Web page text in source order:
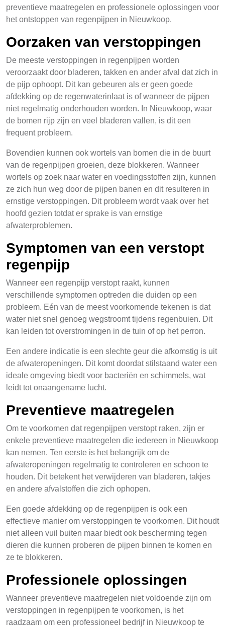
preventieve maatregelen en professionele oplossingen voor
het ontstoppen van regenpijpen in Nieuwkoop.
Oorzaken van verstoppingen
De meeste verstoppingen in regenpijpen worden
veroorzaakt door bladeren, takken en ander afval dat zich in
de pijp ophoopt. Dit kan gebeuren als er geen goede
afdekking op de regenwaterinlaat is of wanneer de pijpen
niet regelmatig onderhouden worden. In Nieuwkoop, waar
de bomen rijp zijn en veel bladeren vallen, is dit een
frequent probleem.
Bovendien kunnen ook wortels van bomen die in de buurt
van de regenpijpen groeien, deze blokkeren. Wanneer
wortels op zoek naar water en voedingsstoffen zijn, kunnen
ze zich hun weg door de pijpen banen en dit resulteren in
ernstige verstoppingen. Dit probleem wordt vaak over het
hoofd gezien totdat er sprake is van ernstige
afwaterproblemen.
Symptomen van een verstopt
regenpijp
Wanneer een regenpijp verstopt raakt, kunnen
verschillende symptomen optreden die duiden op een
probleem. Eén van de meest voorkomende tekenen is dat
water niet snel genoeg wegstroomt tijdens regenbuien. Dit
kan leiden tot overstromingen in de tuin of op het perron.
Een andere indicatie is een slechte geur die afkomstig is uit
de afwateropeningen. Dit komt doordat stilstaand water een
ideale omgeving biedt voor bacteriën en schimmels, wat
leidt tot onaangename lucht.
Preventieve maatregelen
Om te voorkomen dat regenpijpen verstopt raken, zijn er
enkele preventieve maatregelen die iedereen in Nieuwkoop
kan nemen. Ten eerste is het belangrijk om de
afwateropeningen regelmatig te controleren en schoon te
houden. Dit betekent het verwijderen van bladeren, takjes
en andere afvalstoffen die zich ophopen.
Een goede afdekking op de regenpijpen is ook een
effectieve manier om verstoppingen te voorkomen. Dit houdt
niet alleen vuil buiten maar biedt ook bescherming tegen
dieren die kunnen proberen de pijpen binnen te komen en
ze te blokkeren.
Professionele oplossingen
Wanneer preventieve maatregelen niet voldoende zijn om
verstoppingen in regenpijpen te voorkomen, is het
raadzaam om een professioneel bedrijf in Nieuwkoop te